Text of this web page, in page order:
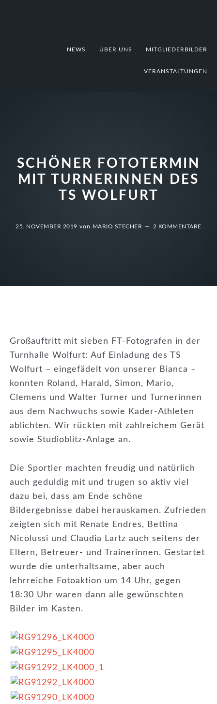
NEWS ÜBER UNS MITGLIEDERBILDER
VERANSTALTUNGEN
SCHÖNER FOTOTERMIN
MIT TURNERINNEN DES
TS WOLFURT
25. NOVEMBER 2019 von MARIO STECHER 2 KOMMENTARE
Großauftritt mit sieben FT-Fotografen in der
Turnhalle Wolfurt: Auf Einladung des TS
Wolfurt – eingefädelt von unserer Bianca –
konnten Roland, Harald, Simon, Mario,
Clemens und Walter Turner und Turnerinnen
aus dem Nachwuchs sowie Kader-Athleten
ablichten. Wir rückten mit zahlreichem Gerät
sowie Studioblitz-Anlage an.
Die Sportler machten freudig und natürlich
auch geduldig mit und trugen so aktiv viel
dazu bei, dass am Ende schöne
Bildergebnisse dabei herauskamen. Zufrieden
zeigten sich mit Renate Endres, Bettina
Nicolussi und Claudia Lartz auch seitens der
Eltern, Betreuer- und Trainerinnen. Gestartet
wurde die unterhaltsame, aber auch
lehrreiche Fotoaktion um 14 Uhr, gegen
18:30 Uhr waren dann alle gewünschten
Bilder im Kasten.